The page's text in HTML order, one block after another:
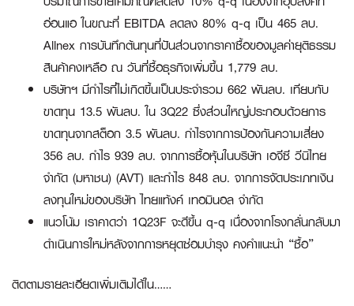
อ่อนแอ ในขณะที่ EBITDA ลดลง 80% q-q เป็น 465 ลบ.
Allnex การบันทึกต้นทุนที่ปันส่วนจากราคาซื้อของมูลค่ายุติธรรม
สินค้าคงเหลือ ณ วันที่ซื้อธุรกิจเพิ่มขึ้น 1,779 ลบ.
บริษัทฯ มีกำไรที่ไม่เกิดขึ้นเป็นประจำรวม 662 พันลบ. เทียบกับ
ขาดทุน 13.5 พันลบ. ใน 3Q22 ซึ่งส่วนใหญ่ประกอบด้วยการ
ขาดทุนจากสต็อก 3.5 พันลบ. กำไรจากการป้องกันความเสี่ยง
356 ลบ. กำไร 939 ลบ. จากการซื้อหุ้นในบริษัท เอจีซี วีนิไทย
จำกัด (มหาชน) (AVT) และกำไร 848 ลบ. จากการจัดประเภทเงิน
ลงทุนใหม่ของบริษัท ไทยแท้งค์ เทอมินอล จำกัด
แนวโน้ม เราคาดว่า 1Q23F จะดีขึ้น q-q เนื่องจากโรงกลั่นกลับมา
ดำเนินการใหม่หลังจากการหยุดซ่อมบำรุง คงคำแนะนำ “ซื้อ”
ติดตามรายละเอียดเพิ่มเติมได้ใน……